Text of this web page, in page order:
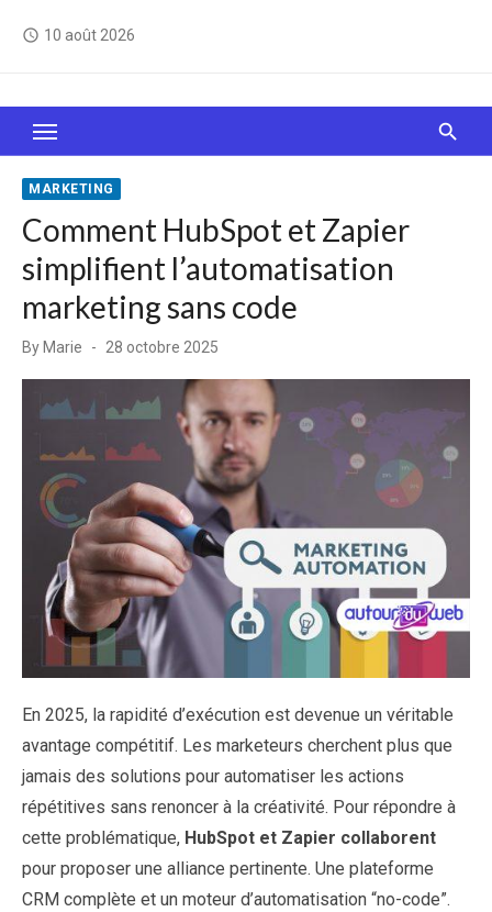
access_time 10 août 2026
Le Web, c'est comme une boîte de chocolats… On
sait jamais sur quoi on va tomber !
MARKETING
Comment HubSpot et Zapier
simplifient l’automatisation
marketing sans code
By Marie
Posted
28 octobre 2025
En 2025, la rapidité d’exécution est devenue un véritable
avantage compétitif. Les marketeurs cherchent plus que
jamais des solutions pour automatiser les actions
répétitives sans renoncer à la créativité. Pour répondre à
cette problématique, HubSpot et Zapier collaborent
pour proposer une alliance pertinente. Une plateforme
CRM complète et un moteur d’automatisation “no-code”.